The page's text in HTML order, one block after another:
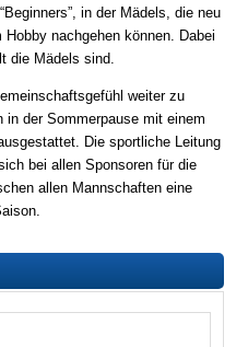
in der Mädels, die neu
nachgehen können. Dabei
die Mädels sind.
weiter zu
der Sommerpause mit einem
Die sportliche Leitung
bei allen Sponsoren für die
allen Mannschaften eine